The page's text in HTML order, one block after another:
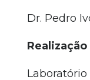
Dr. Pedro
Realização